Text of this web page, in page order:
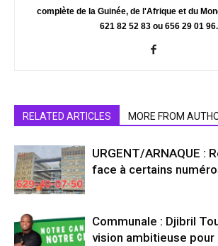
complète de la Guinée, de l'Afrique et du
621 82 52 83 ou 656 29 01 96.
RELATED ARTICLES MORE FROM
URGENT/ARNAQUE :
face à certains
Communale : Djibril
vision ambitieuse pour